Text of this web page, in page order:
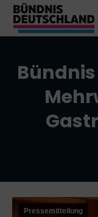
Pressemitteilung